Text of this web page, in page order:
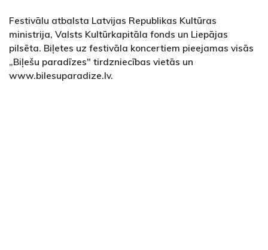
Festivālu atbalsta Latvijas Republikas Kultūras
ministrija, Valsts Kultūrkapitāla fonds un Liepājas
pilsēta. Biļetes uz festivāla koncertiem pieejamas visās
„Biļešu paradīzes" tirdzniecības vietās un
www.bilesuparadize.lv.